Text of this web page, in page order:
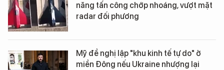
năng tấn công chớp nhoáng, vượt mặt
radar đối phương
Mỹ đề nghị lập "khu kinh tế tự do" ở
miền Đông nếu Ukraine nhượng lại